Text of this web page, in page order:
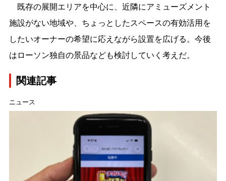
既存の展開エリアを中心に、近隣にアミューズメント
施設がない地域や、ちょっとしたスペースの有効活用を
したいオーナーの希望に応えながら設置を広げる。今後
はローソン独自の景品なども検討していく考えだ。
関連記事
ニュース